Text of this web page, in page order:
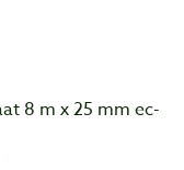
8 m x 25 mm ec-